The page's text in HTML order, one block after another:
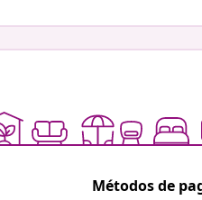
Métodos de